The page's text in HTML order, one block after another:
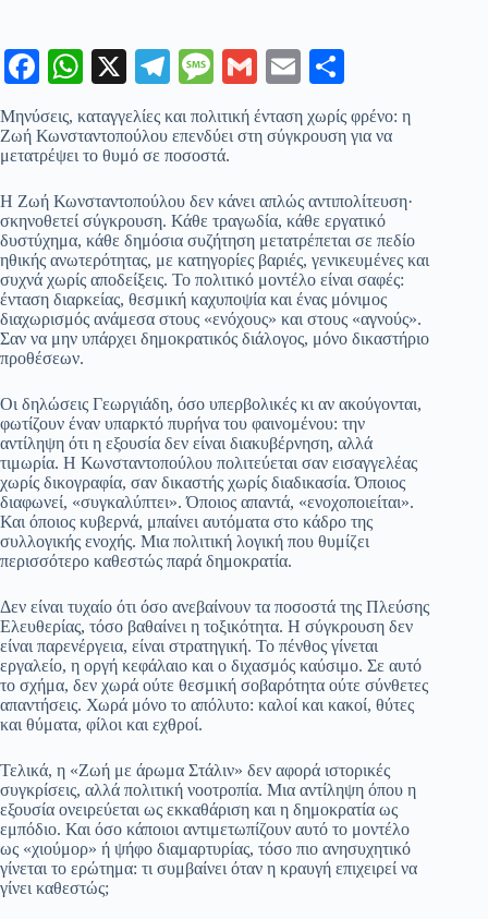
Fa
ce
bo
ok
W
ts
A
pp
X
Te
gr
a
m
M
sa
ge
G
m
ail
E
ail ρ
στ
εί
τε
Μηνύσεις, καταγγελίες και πολιτική ένταση χωρίς φρένο: η
Ζωή Κωνσταντοπούλου επενδύει στη σύγκρουση για να
μετατρέψει το θυμό σε ποσοστά.
Η Ζωή Κωνσταντοπούλου δεν κάνει απλώς αντιπολίτευση·
σκηνοθετεί σύγκρουση. Κάθε τραγωδία, κάθε εργατικό
δυστύχημα, κάθε δημόσια συζήτηση μετατρέπεται σε πεδίο
ηθικής ανωτερότητας, με κατηγορίες βαριές, γενικευμένες και
συχνά χωρίς αποδείξεις. Το πολιτικό μοντέλο είναι σαφές:
ένταση διαρκείας, θεσμική καχυποψία και ένας μόνιμος
διαχωρισμός ανάμεσα στους «ενόχους» και στους «αγνούς».
Σαν να μην υπάρχει δημοκρατικός διάλογος, μόνο δικαστήριο
προθέσεων.
Οι δηλώσεις Γεωργιάδη, όσο υπερβολικές κι αν ακούγονται,
φωτίζουν έναν υπαρκτό πυρήνα του φαινομένου: την
αντίληψη ότι η εξουσία δεν είναι διακυβέρνηση, αλλά
τιμωρία. Η Κωνσταντοπούλου πολιτεύεται σαν εισαγγελέας
χωρίς δικογραφία, σαν δικαστής χωρίς διαδικασία. Όποιος
διαφωνεί, «συγκαλύπτει». Όποιος απαντά, «ενοχοποιείται».
Και όποιος κυβερνά, μπαίνει αυτόματα στο κάδρο της
συλλογικής ενοχής. Μια πολιτική λογική που θυμίζει
περισσότερο καθεστώς παρά δημοκρατία.
Δεν είναι τυχαίο ότι όσο ανεβαίνουν τα ποσοστά της Πλεύσης
Ελευθερίας, τόσο βαθαίνει η τοξικότητα. Η σύγκρουση δεν
είναι παρενέργεια, είναι στρατηγική. Το πένθος γίνεται
εργαλείο, η οργή κεφάλαιο και ο διχασμός καύσιμο. Σε αυτό
το σχήμα, δεν χωρά ούτε θεσμική σοβαρότητα ούτε σύνθετες
απαντήσεις. Χωρά μόνο το απόλυτο: καλοί και κακοί, θύτες
και θύματα, φίλοι και εχθροί.
Τελικά, η «Ζωή με άρωμα Στάλιν» δεν αφορά ιστορικές
συγκρίσεις, αλλά πολιτική νοοτροπία. Μια αντίληψη όπου η
εξουσία ονειρεύεται ως εκκαθάριση και η δημοκρατία ως
εμπόδιο. Και όσο κάποιοι αντιμετωπίζουν αυτό το μοντέλο
ως «χιούμορ» ή ψήφο διαμαρτυρίας, τόσο πιο ανησυχητικό
γίνεται το ερώτημα: τι συμβαίνει όταν η κραυγή επιχειρεί να
γίνει καθεστώς;